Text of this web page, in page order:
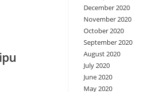
December 2020
November 2020
October 2020
September 2020
August 2020
July 2020
June 2020
May 2020